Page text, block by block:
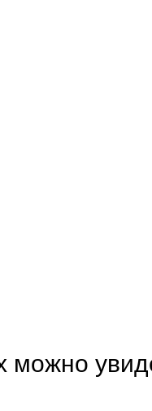
можно